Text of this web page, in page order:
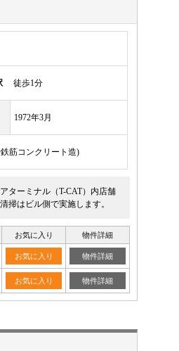
徒歩1分
1972年3月
筋コンクリート造)
ターミナル（T-CAT）内店舗
掃はビル側で実施します。
お気に入り 物件詳細
お気に入り 物件詳細
お気に入り 物件詳細